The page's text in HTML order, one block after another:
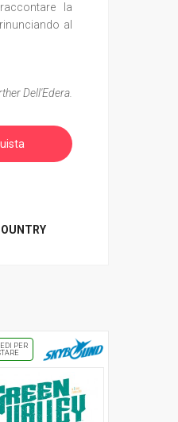
la
al
Dell'Edera.
PER